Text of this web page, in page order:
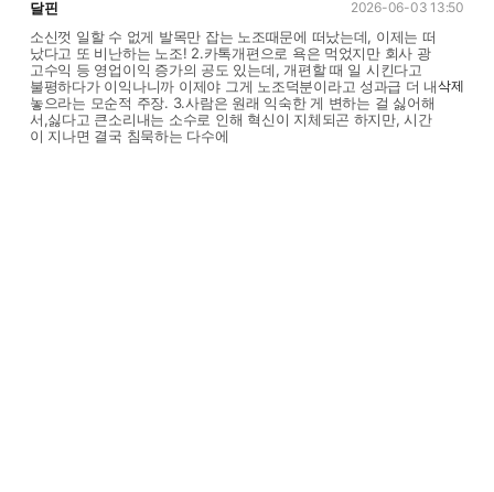
달핀 2026-06-03 13:50
소신껏 일할 수 없게 발목만 잡는 노조때문에 떠났는데, 이제는 떠
났다고 또 비난하는 노조! 2.카톡개편으로 욕은 먹었지만 회사 광
고수익 등 영업이익 증가의 공도 있는데, 개편할 때 일 시킨다고
불평하다가 이익나니까 이제야 그게 노조덕분이라고 성과급 더 내
놓으라는 모순적 주장. 3.사람은 원래 익숙한 게 변하는 걸 싫어해
서,싫다고 큰소리내는 소수로 인해 혁신이 지체되곤 하지만, 시간
이 지나면 결국 침묵하는 다수에
삭제